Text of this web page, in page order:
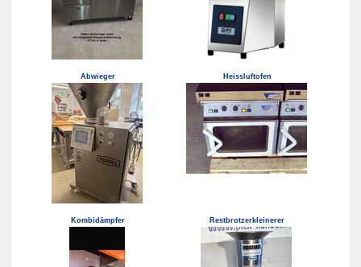
Abwieger Heissluftofen
Kombidämpfer Restbrotzerkleinerer